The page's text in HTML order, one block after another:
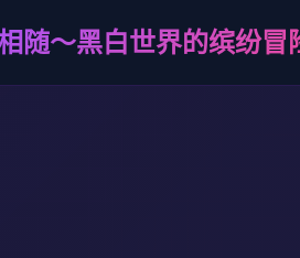
随～黑白世界的缤纷冒